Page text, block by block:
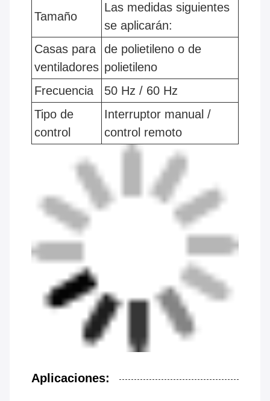
Tamaño
Las medidas siguientes
se aplicarán:
Casas para
ventiladores
de polietileno o de
polietileno
Frecuencia
50 Hz / 60 Hz
Tipo de
control
Interruptor manual /
control remoto
Aplicaciones: